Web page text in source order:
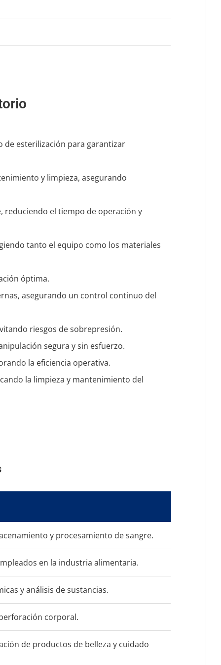
de esterilización para garantizar
y limpieza, asegurando
reduciendo el tiempo de operación y
tanto el equipo como los materiales
óptima.
asegurando un control continuo del
riesgos de sobrepresión.
segura y sin esfuerzo.
la eficiencia operativa.
la limpieza y mantenimiento del
y procesamiento de sangre.
en la industria alimentaria.
y análisis de sustancias.
corporal.
de productos de belleza y cuidado